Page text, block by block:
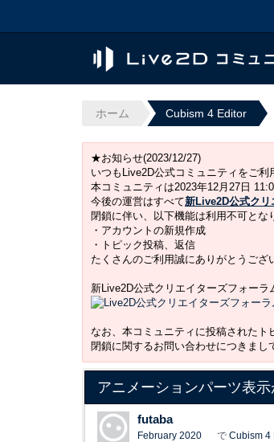
ホーム Cubism 4 Editor
★お知らせ(2023/12/27)
いつもLive2D公式コミュニティをご利
本コミュニティは2023年12月27日
今後の運営はすべて新Live2D公式クリ
閉鎖に伴い、以下機能は利用不可とな
・アカウントの新規作成
・トピック投稿、返信
たくさんのご利用誠にありがとうござ
新Live2D公式クリエイターズフォーラ
なお、本コミュニティに投稿されたト
閉鎖に関するお問い合わせにつきまし
アニメーションパーツ表
futaba
February 2020 で Cubism 4